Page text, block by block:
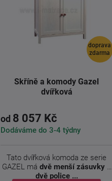
doprava
zdarma
Skříně a komody Gazel
dvířková
od 8 057 Kč
Dodáváme do 3-4 týdny
Tato dvířková komoda ze serie
GAZEL mádvě menší zásuvky a
dvě police ...